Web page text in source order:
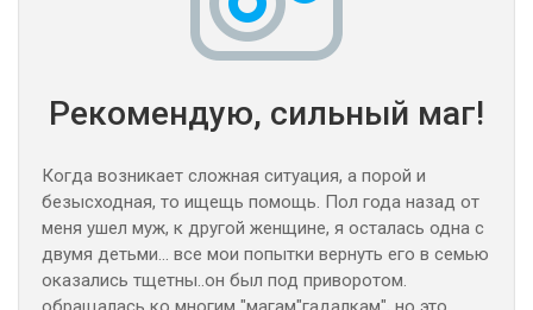
Рекомендую, сильный маг!
Когда возникает сложная ситуация, а порой и
безысходная, то ищещь помощь. Пол года назад от
меня ушел муж, к другой женщине, я осталась одна с
двумя детьми... все мои попытки вернуть его в семью
оказались тщетны..он был под приворотом.